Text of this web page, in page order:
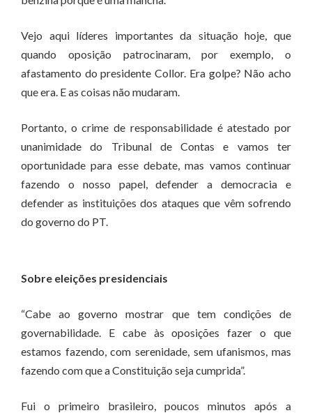
Vejo aqui líderes importantes da situação hoje, que
quando oposição patrocinaram, por exemplo, o
afastamento do presidente Collor. Era golpe? Não acho
que era. E as coisas não mudaram.
Portanto, o crime de responsabilidade é atestado por
unanimidade do Tribunal de Contas e vamos ter
oportunidade para esse debate, mas vamos continuar
fazendo o nosso papel, defender a democracia e
defender as instituições dos ataques que vêm sofrendo
do governo do PT.
Sobre eleições presidenciais
“Cabe ao governo mostrar que tem condições de
governabilidade. E cabe às oposições fazer o que
estamos fazendo, com serenidade, sem ufanismos, mas
fazendo com que a Constituição seja cumprida”.
Fui o primeiro brasileiro, poucos minutos após a